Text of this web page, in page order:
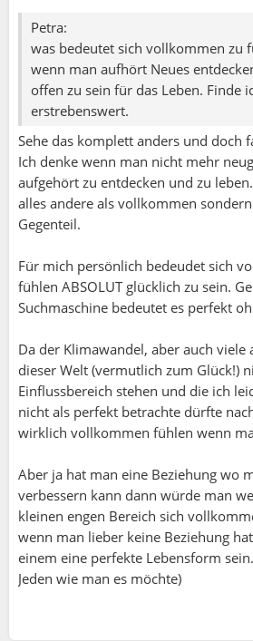
Petra:
was bedeutet sich vollkommen zu
wenn man aufhört Neues
offen zu sein für das Leben. Finde
erstrebenswert.
Sehe das komplett anders und doch
Ich denke wenn man nicht mehr
aufgehört zu entdecken und zu
alles andere als vollkommen
Gegenteil.
Für mich persönlich bedeudet sich
fühlen ABSOLUT glücklich zu sein.
Suchmaschine bedeutet es perfekt
Da der Klimawandel, aber auch viele
dieser Welt (vermutlich zum Glück!)
Einflussbereich stehen und die ich
nicht als perfekt betrachte dürfte
wirklich vollkommen fühlen wenn
Aber ja hat man eine Beziehung wo
verbessern kann dann würde man
kleinen engen Bereich sich
wenn man lieber keine Beziehung
einem eine perfekte Lebensform
Jeden wie man es möchte)